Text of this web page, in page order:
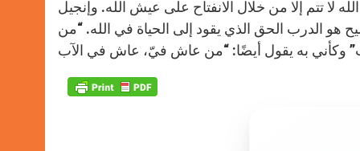
لا تتم إلا من خلال الانفتاح على عيش الله. وإنجيل
هو الدرب الحق الذي يقود إلى الحياة في الله. “من